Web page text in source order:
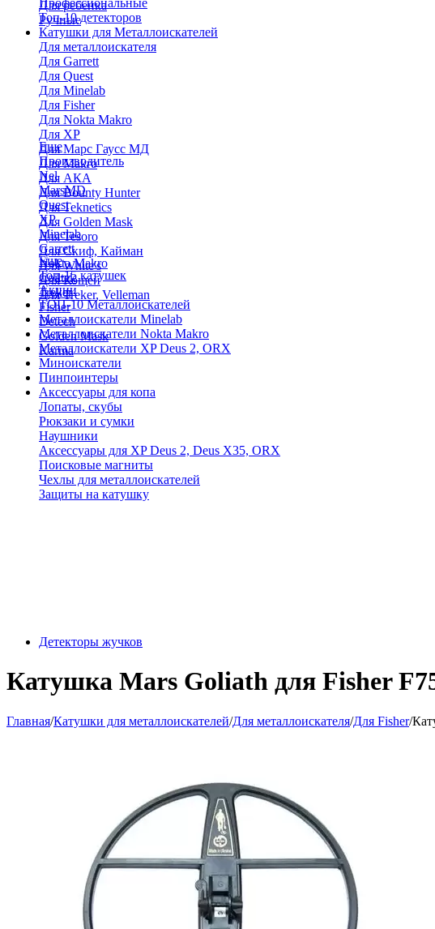
Для ребенка
Ручные
Профессиональные
Топ-10 детекторов
Катушки для Металлоискателей
Для металлоискателя
Для Garrett
Для Quest
Для Minelab
Для Fisher
Для Nokta Makro
Для XP
Для Марс Гаусс МД
Для Makro
Для АКА
Для Bounty Hunter
Для Teknetics
Для Golden Mask
Для Tesoro
Для Скиф, Кайман
Для White's
Для Кощей
Для Treker, Velleman
Еще
Производитель
Nel
MarsMD
Quest
XP
Minelab
Garrett
Nokta Makro
Coiltek
Treker
Fisher
Detech
Golden Mask
Karma
Еще
Топ-15 катушек
Акции
ТОП-10 Металлоискателей
Металлоискатели Minelab
Металлоискатели Nokta Makro
Металлоискатели XP Deus 2, ORX
Миноискатели
Пинпоинтеры
Аксессуары для копа
Лопаты, скубы
Рюкзаки и сумки
Наушники
Аксессуары для XP Deus 2, Deus X35, ORX
Поисковые магниты
Чехлы для металлоискателей
Защиты на катушку
Детекторы жучков
Катушка Mars Goliath для Fisher
Главная/Катушки для металлоискателей/Для металлоискателя/Для Fisher/